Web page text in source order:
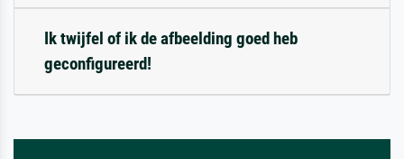
Ik twijfel of ik de afbeelding goed heb
geconfigureerd!